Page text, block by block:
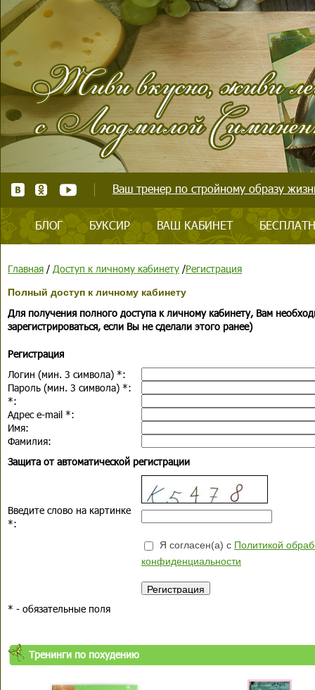
Ваш тренер по стройному образу
БЛОГ БУКСИР ВАШ КАБИНЕТ
Главная / Доступ к личному кабинету /Регистрация
Полный доступ к личному кабинету
Для получения полного доступа к личному кабинету, Вам
зарегистрироваться, если Вы не сделали этого ранее)
Регистрация
Логин (мин. 3 символа) *:
Пароль (мин. 3 символа) *:
*:
Адрес e-mail *:
Имя:
Фамилия:
Защита от автоматической регистрации
Введите слово на картинке
*:
Я согласен(а) с Политикой
конфиденциальности
* - обязательные поля
Тренинги по похудению